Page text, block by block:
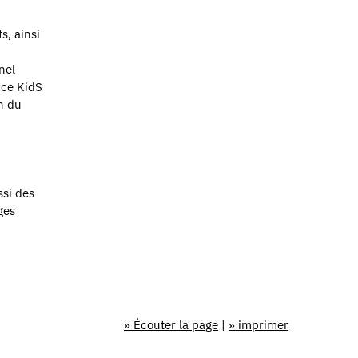
ainsi
KidS
du
des
» Écouter la page | » imprimer